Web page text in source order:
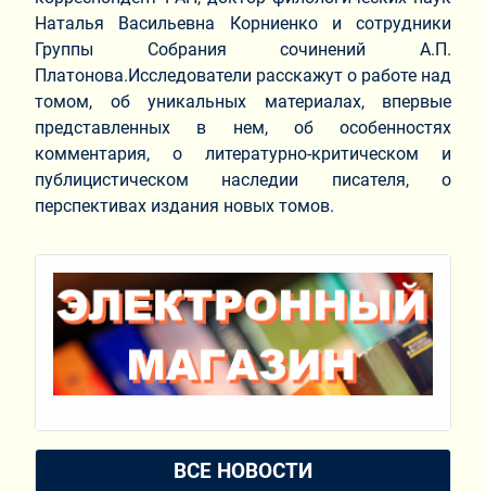
Наталья Васильевна Корниенко и сотрудники
Группы Собрания сочинений А.П.
Платонова.Исследователи расскажут о работе над
томом, об уникальных материалах, впервые
представленных в нем, об особенностях
комментария, о литературно-критическом и
публицистическом наследии писателя, о
перспективах издания новых томов.
ВСЕ НОВОСТИ